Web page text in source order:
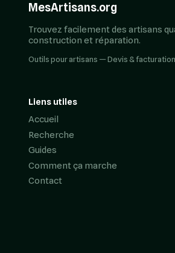
MesArtisans.org
Trouvez facilement des artisans
construction et réparation.
Outils pour artisans — Devis &
Liens utiles
Accueil
Recherche
Guides
Comment ça marche
Contact